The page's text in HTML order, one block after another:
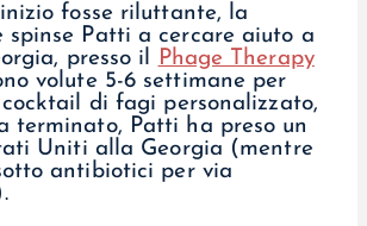
fosse riluttante, la
spinse Patti a cercare aiuto a
presso il Phage Therapy
volute 5-6 settimane per
di fagi personalizzato,
terminato, Patti ha preso un
Uniti alla Georgia (mentre
antibiotici per via